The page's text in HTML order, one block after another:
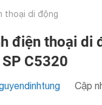
thoại di động
điện thoại di
C5320
Cập